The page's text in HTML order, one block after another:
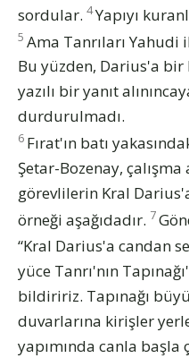
sordular. 4Yapıyı
5 Ama Tanrıları
Bu yüzden, Darius'a
yazılı bir yanıt
durdurulmadı.
6 Fırat'ın batı
Şetar-Bozenay,
görevlilerin Kral
örneği aşağıdadır. 7
“Kral Darius'a candan
yüce Tanrı'nın
bildiririz. Tapınağı
duvarlarına kirişler
yapımında canla başla